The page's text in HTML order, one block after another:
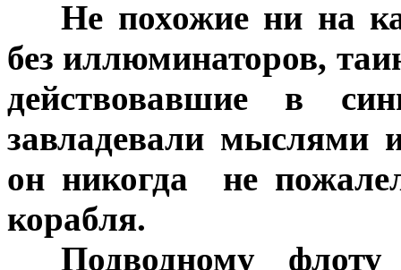
Не похожие ни на
без иллюминаторов,
действовавшие в
завладевали мыслями
он никогда не
корабля.
Подводному